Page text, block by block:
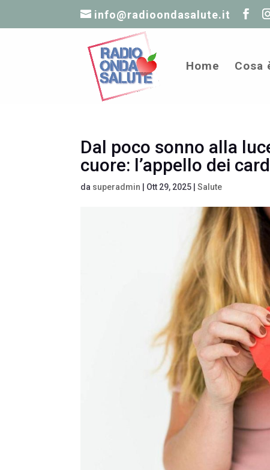
info@radioondasalute.it
Home Cosa
Dal poco sonno alla
cuore: l’appello dei
da superadmin Ott 29, 2025 |Salute